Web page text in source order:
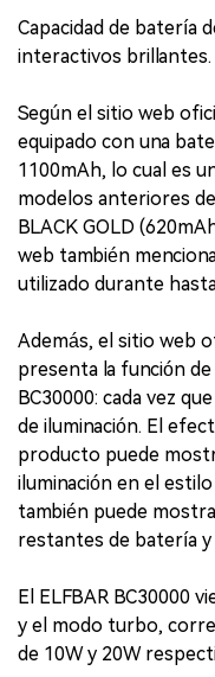
Capacidad de batería
interactivos brillantes.
Según el sitio web
equipado con una
1100mAh, lo cual es
modelos anteriores
BLACK GOLD
web también
utilizado durante
Además, el sitio web
presenta la función
BC30000: cada vez
de iluminación. El
producto puede
iluminación en el
también puede
restantes de batería
El ELFBAR BC30000
y el modo turbo,
de 10W y 20W